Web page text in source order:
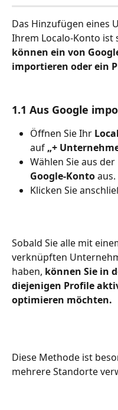
Das Hinzufügen eines
Ihrem Localo‑Konto
können ein von
importieren oder ein
1.1 Aus Google
Öffnen Sie Ihr
auf „+
Wählen Sie aus
Google‑Konto aus.
Klicken Sie
Sobald Sie alle mit
verknüpften
haben, können Sie in
diejenigen Profile
optimieren möchten.
Diese Methode ist
mehrere Standorte